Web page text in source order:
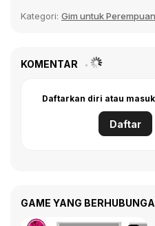
Kategori: Gim untuk Perempuan
KOMENTAR
Daftarkan diri atau
Daftar
GAME YANG